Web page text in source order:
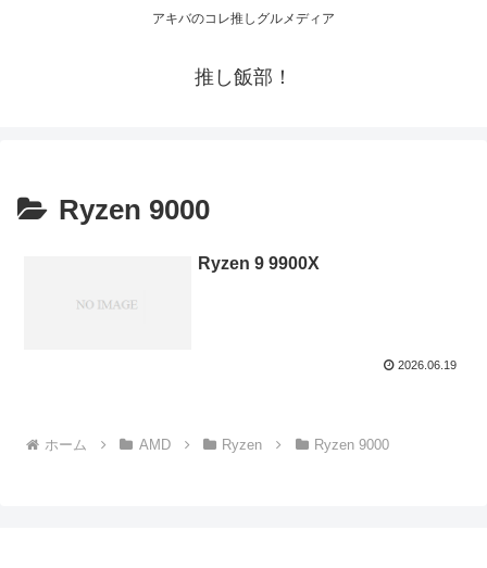
アキバのコレ推しグルメディア
推し飯部！
Ryzen 9000
Ryzen 9 9900X
2026.06.19
ホーム AMD Ryzen Ryzen 9000